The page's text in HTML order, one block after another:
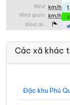
Các xã khác
Đặc khu Phú